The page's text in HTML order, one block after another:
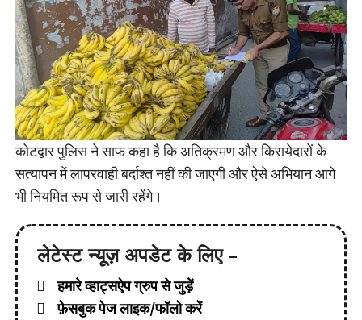
कोटद्वार पुलिस ने साफ कहा है कि अतिक्रमण और किरायेदारों के
सत्यापन में लापरवाही बर्दाश्त नहीं की जाएगी और ऐसे अभियान आगे
भी नियमित रूप से जारी रहेंगे।
लेटेस्ट न्यूज़ अपडेट के लिए -
हमारे व्हाट्सऐप ग्रुप से जुड़ें
फ़ेसबुक पेज लाइक/फॉलो करें